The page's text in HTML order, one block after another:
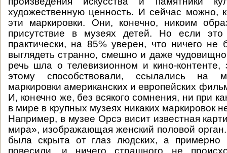
художественную ценность. И сейчас можно,
эти маркировки. Они, конечно, никоим
присутствие в музеях детей. Но если
практически, на 85% уверен, что ничего не
выглядеть странно, смешно и даже
речь шла о телевизионном и кино-контенте,
этому способствовали, ссылались на
маркировки американских и европейских
И, конечно же, без всякого сомнения, ни при
в мире в крупных музеях никаких маркировок
Например, в музее Орсэ висит известная
мира», изображающая женский половой
была скрыта от глаз людских, а
повесили, и ничего страшного не